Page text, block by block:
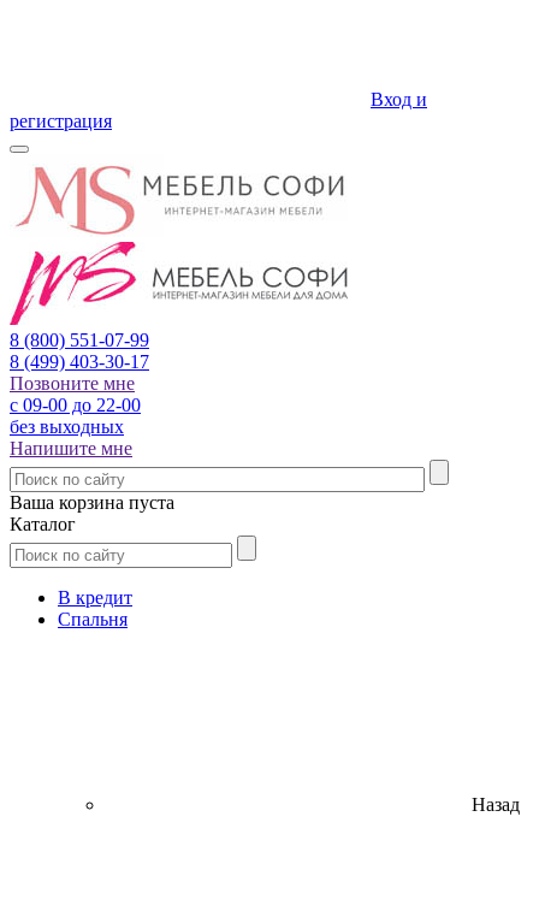
Вход и
регистрация
8 (800) 551-07-99
8 (499) 403-30-17
Позвоните мне
с 09-00 до 22-00
без выходных
Напишите мне
Ваша корзина пуста
Каталог
В кредит
Спальня
Назад